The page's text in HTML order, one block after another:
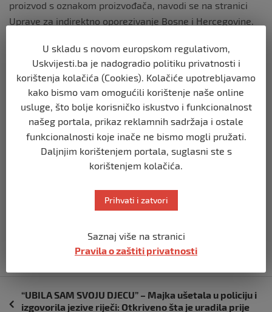
proizvod s oznakom proizvođača, navodi se na stranici
Uprave za indirektno oporezivanje Bosne i Hercegovine.
Unos gotovine u Hrvatsku i iznos iz Hrvatske je slobodan i
bez ograničenja za sva fizička lica koja mogu uz prijavu
carinskom službeniku nesmetano prenositi bilo koju
svotu gotovine u bilo kojoj valuti.
Naime, sva fizička lica koja sa sobom nose gotovinu u
iznosu od 10.000 evra ili više, odnosno u protivvrijednosti
tog iznosa u drugim valutama, obavezna su podnijeti
prijavu carinskom službeniku, pišunezavisne
objava
“UBILA SAM SVOJU DJECU” – Majka ušetala u policiju i
izgovorila jezive riječi: Otkriveno šta je uradila prije
U skladu s novom europskom regulativom,
Uskvijesti.ba je nadogradio politiku privatnosti i
korištenja kolačića (Cookies). Kolačiće upotrebljavamo
kako bismo vam omogućili korištenje naše online
usluge, što bolje korisničko iskustvo i funkcionalnost
našeg portala, prikaz reklamnih sadržaja i ostale
funkcionalnosti koje inače ne bismo mogli pružati.
Daljnjim korištenjem portala, suglasni ste s
korištenjem kolačića.
Prihvati i zatvori
Saznaj više na stranici
Pravila o zaštiti privatnosti